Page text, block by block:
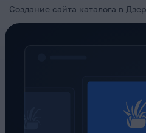
Создание сайта каталога в